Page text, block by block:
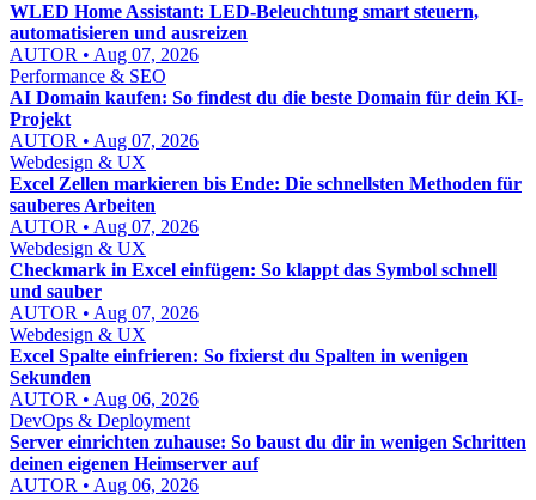
WLED Home Assistant: LED-Beleuchtung smart steuern,
automatisieren und ausreizen
AUTOR • Aug 07, 2026
Performance & SEO
AI Domain kaufen: So findest du die beste Domain für dein KI-
Projekt
AUTOR • Aug 07, 2026
Webdesign & UX
Excel Zellen markieren bis Ende: Die schnellsten Methoden für
sauberes Arbeiten
AUTOR • Aug 07, 2026
Webdesign & UX
Checkmark in Excel einfügen: So klappt das Symbol schnell
und sauber
AUTOR • Aug 07, 2026
Webdesign & UX
Excel Spalte einfrieren: So fixierst du Spalten in wenigen
Sekunden
AUTOR • Aug 06, 2026
DevOps & Deployment
Server einrichten zuhause: So baust du dir in wenigen Schritten
deinen eigenen Heimserver auf
AUTOR • Aug 06, 2026